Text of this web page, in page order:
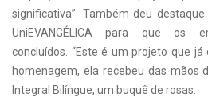
significativa”. Também deu
UniEVANGÉLICA para que os
concluídos. “Este é um projeto que já
homenagem, ela recebeu das mãos
Integral Bilíngue, um buquê de rosas.